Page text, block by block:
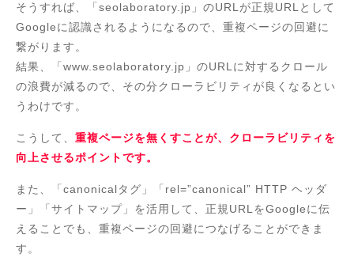
そうすれば、「seolaboratory.jp」のURLが正規URLとして
Googleに認識されるようになるので、重複ページの回避に
繋がります。
結果、「www.seolaboratory.jp」のURLに対するクロール
の浪費が減るので、その分クローラビリティが良くなるとい
うわけです。
こうして、 重複ページを無くすことが、クローラビリティを
向上させるポイントです。
また、「canonicalタグ」「rel=”canonical” HTTP ヘッダ
ー」「サイトマップ」を活用して、正規URLをGoogleに伝
えることでも、重複ページの回避につなげることができま
す。